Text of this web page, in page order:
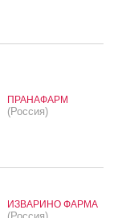
ПРАНАФАРМ
(Россия)
ИЗВАРИНО ФАРМА